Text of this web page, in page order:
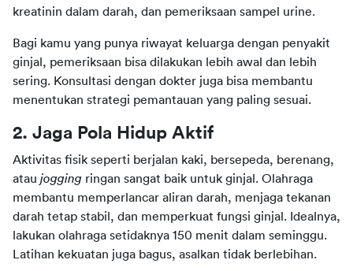
kreatinin dalam darah, dan pemeriksaan sampel urine.
Bagi kamu yang punya riwayat keluarga dengan penyakit
ginjal, pemeriksaan bisa dilakukan lebih awal dan lebih
sering. Konsultasi dengan dokter juga bisa membantu
menentukan strategi pemantauan yang paling sesuai.
2. Jaga Pola Hidup Aktif
Aktivitas fisik seperti berjalan kaki, bersepeda, berenang,
atau jogging ringan sangat baik untuk ginjal. Olahraga
membantu memperlancar aliran darah, menjaga tekanan
darah tetap stabil, dan memperkuat fungsi ginjal. Idealnya,
lakukan olahraga setidaknya 150 menit dalam seminggu.
Latihan kekuatan juga bagus, asalkan tidak berlebihan.